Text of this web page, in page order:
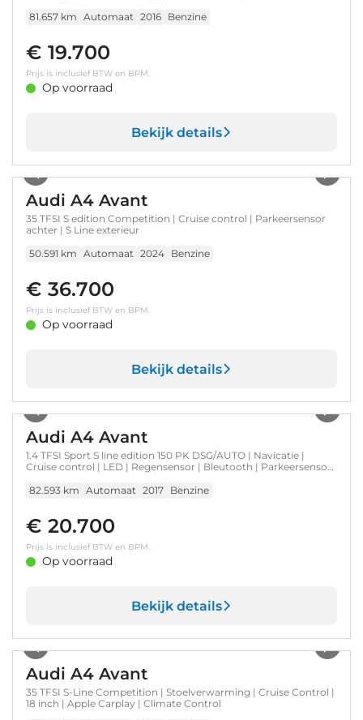
81.657 km Automaat 2016 Benzine
€ 19.700
Prijs is inclusief BTW en BPM.
Op voorraad
Bekijk details
Audi A4 Avant
35 TFSI S edition Competition | Cruise control | Parkeersensor
achter | S Line exterieur
50.591 km Automaat 2024 Benzine
€ 36.700
Prijs is inclusief BTW en BPM.
Op voorraad
Bekijk details
Audi A4 Avant
1.4 TFSI Sport S line edition 150 PK DSG/AUTO | Navicatie |
Cruise control | LED | Regensensor | Bleutooth | Parkeersensor
82.593 km Automaat 2017 Benzine
€ 20.700
Prijs is inclusief BTW en BPM.
Op voorraad
Bekijk details
Audi A4 Avant
35 TFSI S-Line Competition | Stoelverwarming | Cruise Control |
18 inch | Apple Carplay | Climate Control